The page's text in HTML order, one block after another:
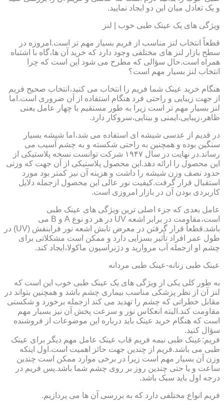
و یک تعادل میان این دو ایجاد نمایید.
ویژگی های یک عینک طبی خوب | لنز
قطعاً انتخاب لنز مناسب از فریم بسیار مهم تر است.امروزه در
سطح بازار لنز های مختلفی وجود دارد که خرید آن ها،گاه با اشتباه
همراه است.حال سؤالی که مطرح می شود این است که چرا
انتخاب لنز بسیار مهم است؟
هنگام خرید عینک شما فریم را انتخاب می کنید،انتخاب صحیح فریم
از جهت زیبایی و راحتی فرد هنگام استفاده از آن ضروری است.اما
لنز بسیار مهم تر است زیرا به طور مستقیم با چهار عامل یعنی
ظاهر،زیبایی،ایمنی و بینایی،سروکار دارد.
در قدیم از عدسی شیشه ای استفاده می شد،اما شیشه بسیار
سنگین بوده و همچنین به راحتی شکسته و به چشم آسیب می
رساند.در نهایت در سال ۱۹۴۷ شرکت توانست نسخه پلاستیکی از
این محصول را ارائه دهد.این محصول پلاستیکی از آن جهت که وزنی
حدود نصف وزن شیشه را داشت و هزینه آن نیز کمتر بود مورد
استقبال قرار گرفت.کیفیت نور عالی این محصول ازجمله دلایل
کاربردی بودن آن در بازار امروزی است.
عامل بعدی که جزء اصلی ترین ویژگی های عینک طبی
است،مقاومت در برابر اشعه UV در هر دو نوع A و B می
باشد.قطعاً قرار گرفتن در معرض تابش اشعه نور فرابنفش (UV) در
طول عمر افراد تأثیر بسزایی دارد و ممکن است مشکلاتی برای
چشم او ازجمله آب مروارید و دژنراسیون ماکولا،ایجاد کند.
عینک طبی زنانه-عینک طبی مردانه
به طور کلی یکی از ویژگی های یک عینک طبی خوب این است که
لنز آن از نظر پزشکی مناسب بیماری چشم باشد و همچنین بتواند در
مقابل خطراتی که چشم را تهدید می کند ازجمله برخورد و شکستی
مقاومت کند.البته انعکاس نور و سرعت پخش آن نیز بسیار مهم
است که هنگام خرید عینک باید درباره این موضوعات از فروشنده
سؤال کنید.
فریم:عینک طبی نیمه فریم قاب عینک عامل مهم دیگر برای عینک
طبی می باشد.فریم از چندین جهت حائز اهمیت است.اول اینکه
وزن آن بسیار مهم است زیرا در برخی موارد ممکن است چندین
ساعت و یا حتی چندین روز بر روی چشم شما باشد.پس فریم در
درجه اول باید سبک باشد.
فریم انواع مختلفی دارد که به بررسی آن ها می پردازیم.